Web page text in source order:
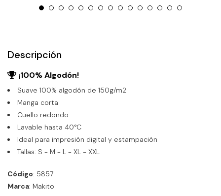
Descripción
¡100% Algodón!
Suave 100% algodón de 150g/m2
Manga corta
Cuello redondo
Lavable hasta 40°C
Ideal para impresión digital y estampación
Tallas: S - M - L - XL - XXL
Código: 5857
Marca: Makito